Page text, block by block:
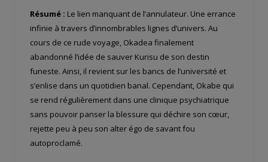
Résumé : Le lien manquant de l’annulateur. Une errance
infinie à travers d’innombrables lignes d’univers. Au
cours de ce rude voyage, Okadea finalement
abandonné l’idée de sauver Kurisu de son destin
funeste. Ainsi, il revient sur les bancs de l’université et
s’enlise dans un quotidien banal. Cependant, Okabe qui
se rend régulièrement dans une clinique psychiatrique
sans pouvoir panser la blessure qui déchire son cœur,
rejette peu à peu son alter égo de savant fou
autoproclamé.